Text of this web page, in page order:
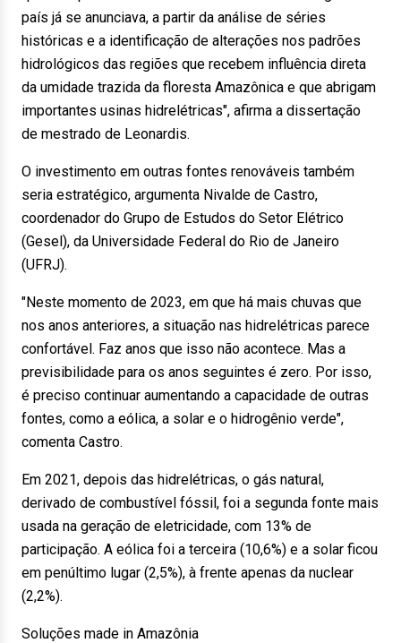
país já se anunciava, a partir da análise de séries
históricas e a identificação de alterações nos padrões
hidrológicos das regiões que recebem influência direta
da umidade trazida da floresta Amazônica e que abrigam
importantes usinas hidrelétricas", afirma a dissertação
de mestrado de Leonardis.
O investimento em outras fontes renováveis também
seria estratégico, argumenta Nivalde de Castro,
coordenador do Grupo de Estudos do Setor Elétrico
(Gesel), da Universidade Federal do Rio de Janeiro
(UFRJ).
"Neste momento de 2023, em que há mais chuvas que
nos anos anteriores, a situação nas hidrelétricas parece
confortável. Faz anos que isso não acontece. Mas a
previsibilidade para os anos seguintes é zero. Por isso,
é preciso continuar aumentando a capacidade de outras
fontes, como a eólica, a solar e o hidrogênio verde",
comenta Castro.
Em 2021, depois das hidrelétricas, o gás natural,
derivado de combustível fóssil, foi a segunda fonte mais
usada na geração de eletricidade, com 13% de
participação. A eólica foi a terceira (10,6%) e a solar ficou
em penúltimo lugar (2,5%), à frente apenas da nuclear
(2,2%).
Soluções made in Amazônia